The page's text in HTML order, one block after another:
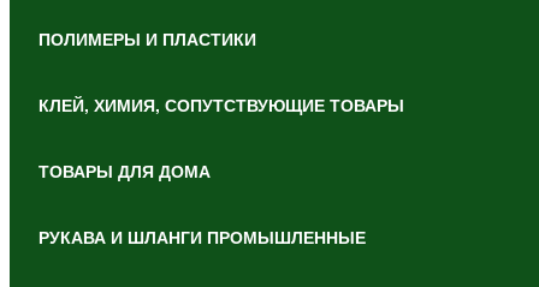
ПОЛИМЕРЫ И ПЛАСТИКИ
КЛЕЙ, ХИМИЯ, СОПУТСТВУЮЩИЕ ТОВАРЫ
ТОВАРЫ ДЛЯ ДОМА
РУКАВА И ШЛАНГИ ПРОМЫШЛЕННЫЕ